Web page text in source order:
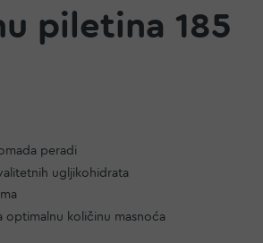
piletina 185
peradi
ugljikohidrata
optimalnu količinu masnoća